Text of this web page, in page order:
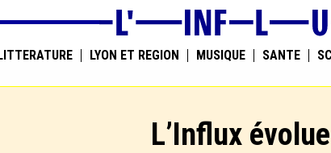
LYON ET RÉGION MUSIQUE SANTÉ
L’Influx évolue